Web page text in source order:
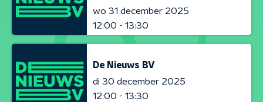
wo 31 december 2025
12:00 - 13:30
De Nieuws BV
di 30 december 2025
12:00 - 13:30